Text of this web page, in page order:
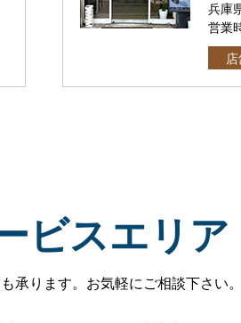
兵庫
営業
ビスエリア
承ります。 お気軽にご相談下さい。